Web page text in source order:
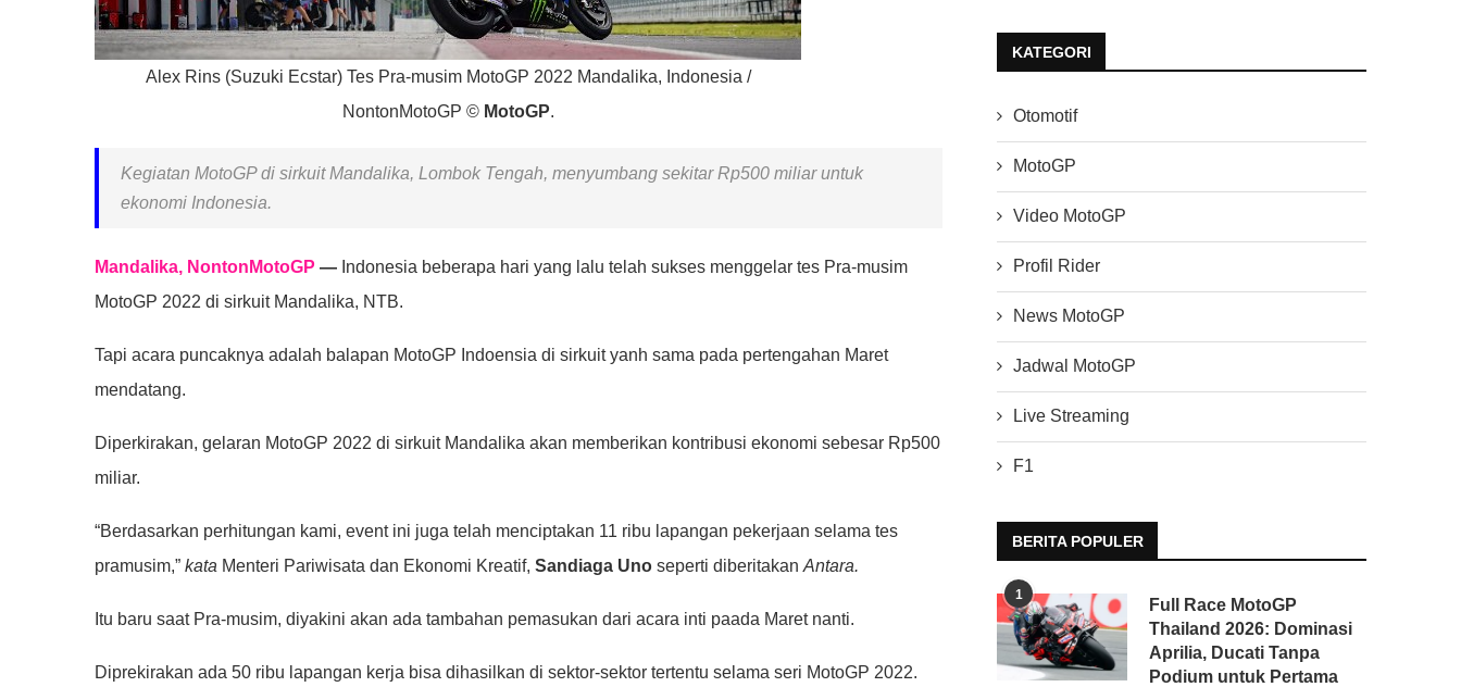
Alex Rins (Suzuki Ecstar) Tes Pra-musim MotoGP 2022 Mandalika, Indonesia /
NontonMotoGP © MotoGP.
Kegiatan MotoGP di sirkuit Mandalika, Lombok Tengah, menyumbang sekitar Rp500 miliar untuk
ekonomi Indonesia.
Mandalika, NontonMotoGP — Indonesia beberapa hari yang lalu telah sukses menggelar tes Pra-musim
MotoGP 2022 di sirkuit Mandalika, NTB.
Tapi acara puncaknya adalah balapan MotoGP Indoensia di sirkuit yanh sama pada pertengahan Maret
mendatang.
Diperkirakan, gelaran MotoGP 2022 di sirkuit Mandalika akan memberikan kontribusi ekonomi sebesar Rp500
miliar.
“Berdasarkan perhitungan kami, event ini juga telah menciptakan 11 ribu lapangan pekerjaan selama tes
pramusim,” kata Menteri Pariwisata dan Ekonomi Kreatif, Sandiaga Uno seperti diberitakan Antara.
Itu baru saat Pra-musim, diyakini akan ada tambahan pemasukan dari acara inti paada Maret nanti.
Diprekirakan ada 50 ribu lapangan kerja bisa dihasilkan di sektor-sektor tertentu selama seri MotoGP 2022.
KATEGORI
Otomotif
MotoGP
Video MotoGP
Profil Rider
News MotoGP
Jadwal MotoGP
Live Streaming
F1
BERITA POPULER
1
Full Race MotoGP
Thailand 2026: Dominasi
Aprilia, Ducati Tanpa
Podium untuk Pertama